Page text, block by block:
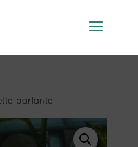
parlante